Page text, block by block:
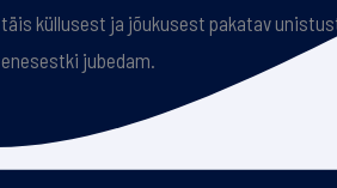
täis küllusest ja jõukusest pakatav
enesestki jubedam.